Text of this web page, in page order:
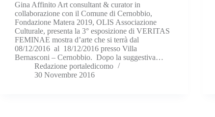
Gina Affinito Art consultant & curator in
collaborazione con il Comune di Cernobbio,
Fondazione Matera 2019, OLIS Associazione
Culturale, presenta la 3° esposizione di VERITAS
FEMINAE mostra d’arte che si terrà dal
08/12/2016 al 18/12/2016 presso Villa
Bernasconi – Cernobbio. Dopo la suggestiva…
Redazione portaledicomo
30 Novembre 2016